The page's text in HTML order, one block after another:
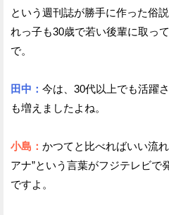
という週刊誌が勝手に作った俗
れっ子も30歳で若い後輩に取っ
で。
田中： 今は、30代以上でも活躍
も増えましたよね。
小島： かつてと比べればいい流
アナ”という言葉がフジテレビで
ですよ。